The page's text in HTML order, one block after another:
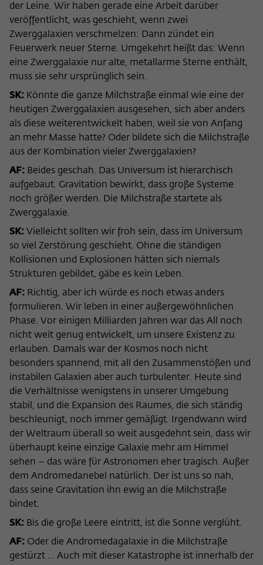
der Leine. Wir haben gerade eine Arbeit darüber
veröffentlicht, was geschieht, wenn zwei
Zwerggalaxien verschmelzen: Dann zündet ein
Feuerwerk neuer Sterne. Umgekehrt heißt das: Wenn
eine Zwerggalaxie nur alte, metallarme Sterne enthält,
muss sie sehr ursprünglich sein.
SK: Könnte die ganze Milchstraße einmal wie eine der
heutigen Zwerggalaxien ausgesehen, sich aber anders
als diese weiterentwickelt haben, weil sie von Anfang
an mehr Masse hatte? Oder bildete sich die Milchstraße
aus der Kombination vieler Zwerggalaxien?
AF: Beides geschah. Das Universum ist hierarchisch
aufgebaut. Gravitation bewirkt, dass große Systeme
noch größer werden. Die Milchstraße startete als
Zwerggalaxie.
SK: Vielleicht sollten wir froh sein, dass im Universum
so viel Zerstörung geschieht. Ohne die ständigen
Kollisionen und Explosionen hätten sich niemals
Strukturen gebildet, gäbe es kein Leben.
AF: Richtig, aber ich würde es noch etwas anders
formulieren. Wir leben in einer außergewöhnlichen
Phase. Vor einigen Milliarden Jahren war das All noch
nicht weit genug entwickelt, um unsere Existenz zu
erlauben. Damals war der Kosmos noch nicht
besonders spannend, mit all den Zusammenstößen und
instabilen Galaxien aber auch turbulenter. Heute sind
die Verhältnisse wenigstens in unserer Umgebung
stabil, und die Expansion des Raumes, die sich ständig
beschleunigt, noch immer gemäßigt. Irgendwann wird
der Weltraum überall so weit ausgedehnt sein, dass wir
überhaupt keine einzige Galaxie mehr am Himmel
sehen – das wäre für Astronomen eher tragisch. Außer
dem Andromedanebel natürlich. Der ist uns so nah,
dass seine Gravitation ihn ewig an die Milchstraße
bindet.
SK: Bis die große Leere eintritt, ist die Sonne verglüht.
AF: Oder die Andromedagalaxie in die Milchstraße
gestürzt ... Auch mit dieser Katastrophe ist innerhalb der